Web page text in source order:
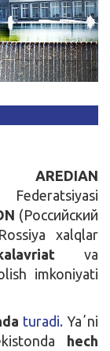
AREDIAN
(Российский
xalqlar
va
imkoniyati
turadi. Yaʼni
hech